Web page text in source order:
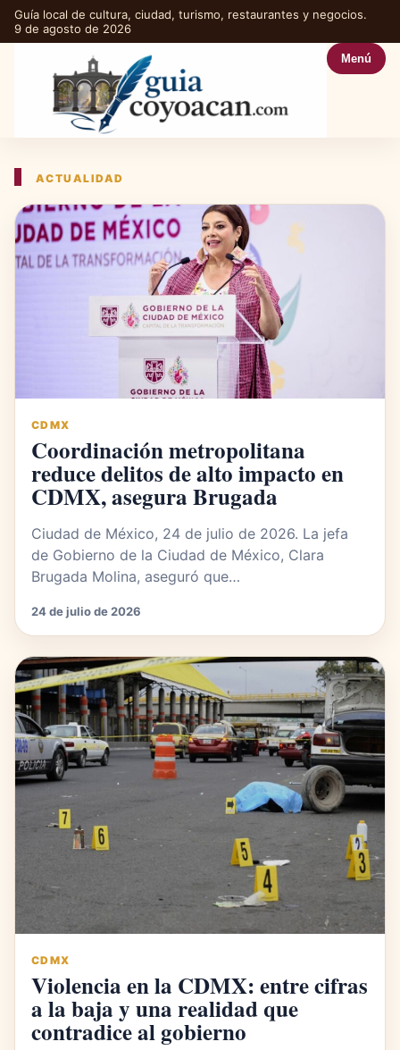
Guía local de cultura, ciudad, turismo, restaurantes y negocios.
9 de agosto de 2026
Menú
ACTUALIDAD
CDMX
Coordinación metropolitana
reduce delitos de alto impacto en
CDMX, asegura Brugada
Ciudad de México, 24 de julio de 2026. La jefa
de Gobierno de la Ciudad de México, Clara
Brugada Molina, aseguró que…
24 de julio de 2026
CDMX
Violencia en la CDMX: entre cifras
a la baja y una realidad que
contradice al gobierno